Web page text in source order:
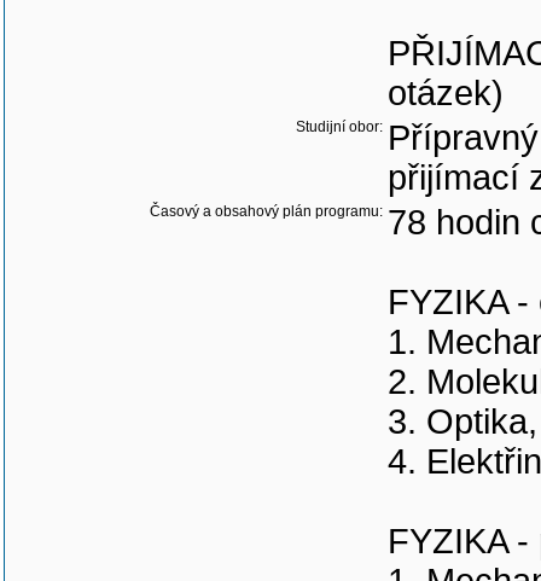
otázek)
Studijní obor:
přijímací
Časový a obsahový plán programu: 78 hodin
FYZIKA
1.
2.
3.
4.
FYZIKA